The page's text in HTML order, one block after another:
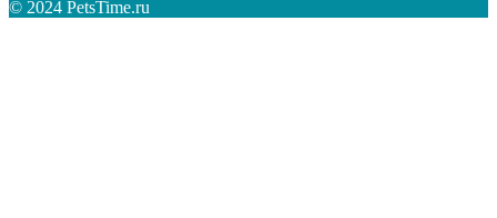
© 2024 PetsTime.ru